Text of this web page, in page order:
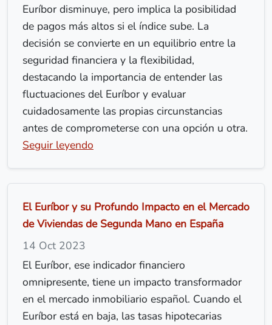
Euríbor disminuye, pero implica la posibilidad
de pagos más altos si el índice sube. La
decisión se convierte en un equilibrio entre la
seguridad financiera y la flexibilidad,
destacando la importancia de entender las
fluctuaciones del Euríbor y evaluar
cuidadosamente las propias circunstancias
antes de comprometerse con una opción u otra.
Seguir leyendo
El Euríbor y su Profundo Impacto en el Mercado
de Viviendas de Segunda Mano en España
14 Oct 2023
El Euríbor, ese indicador financiero
omnipresente, tiene un impacto transformador
en el mercado inmobiliario español. Cuando el
Euríbor está en baja, las tasas hipotecarias